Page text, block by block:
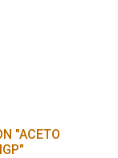
"ACETO